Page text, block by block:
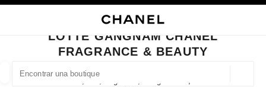
BUSCAR UNA BOUTIQUE
CERRAR TARJETA DE BOUTIQUE LOTTE GANGNAM CHANEL
LOTTE GANGNAM CHANEL
FRAGRANCE & BEAUTY
1f, 401, Dogok-Ro, Gangnam-Gu,